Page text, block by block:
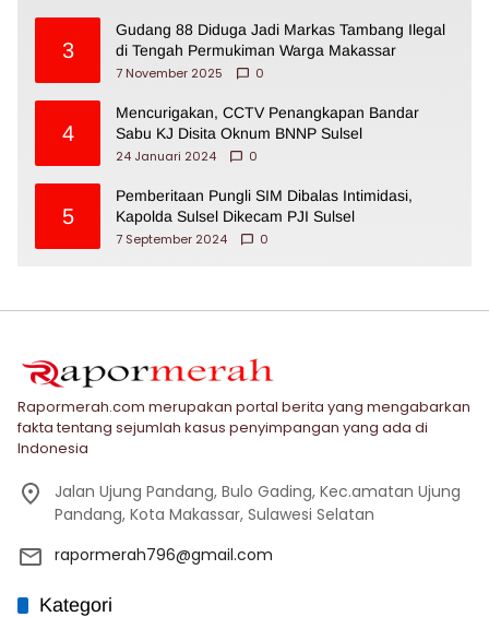
3
Gudang 88 Diduga Jadi Markas Tambang Ilegal
di Tengah Permukiman Warga Makassar
7 November 2025
0
4
Mencurigakan, CCTV Penangkapan Bandar
Sabu KJ Disita Oknum BNNP Sulsel
24 Januari 2024
0
5
Pemberitaan Pungli SIM Dibalas Intimidasi,
Kapolda Sulsel Dikecam PJI Sulsel
7 September 2024
0
Rapormerah.com merupakan portal berita yang mengabarkan
fakta tentang sejumlah kasus penyimpangan yang ada di
Indonesia
Jalan Ujung Pandang, Bulo Gading, Kec.amatan Ujung
Pandang, Kota Makassar, Sulawesi Selatan
rapormerah796@gmail.com
Kategori